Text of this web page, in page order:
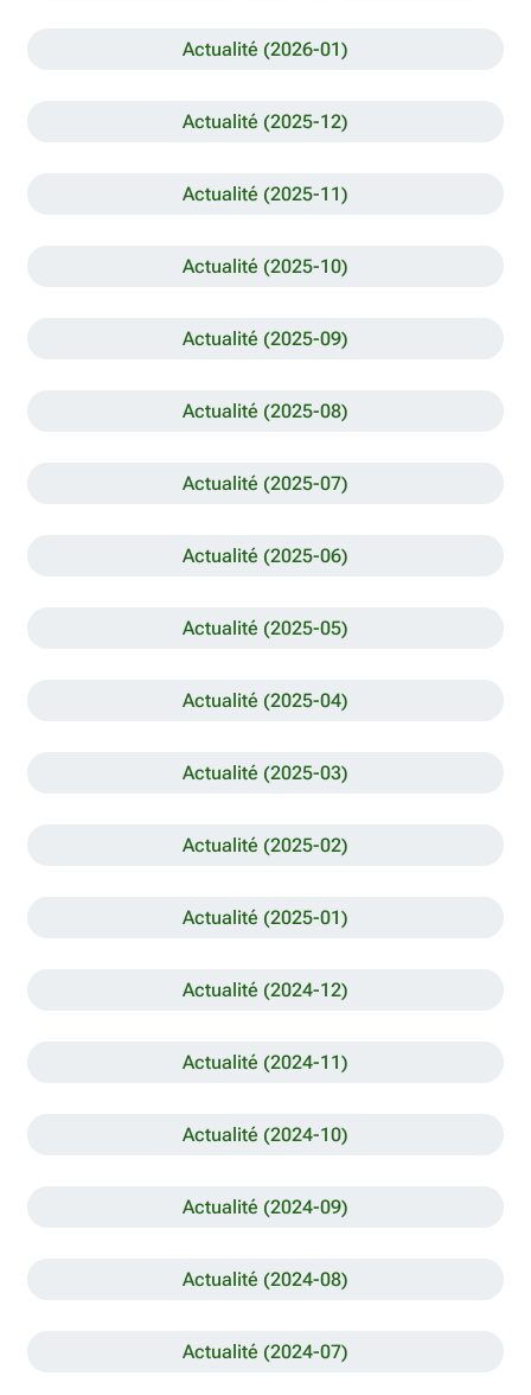
Actualité (2026-01)
Actualité (2025-12)
Actualité (2025-11)
Actualité (2025-10)
Actualité (2025-09)
Actualité (2025-08)
Actualité (2025-07)
Actualité (2025-06)
Actualité (2025-05)
Actualité (2025-04)
Actualité (2025-03)
Actualité (2025-02)
Actualité (2025-01)
Actualité (2024-12)
Actualité (2024-11)
Actualité (2024-10)
Actualité (2024-09)
Actualité (2024-08)
Actualité (2024-07)